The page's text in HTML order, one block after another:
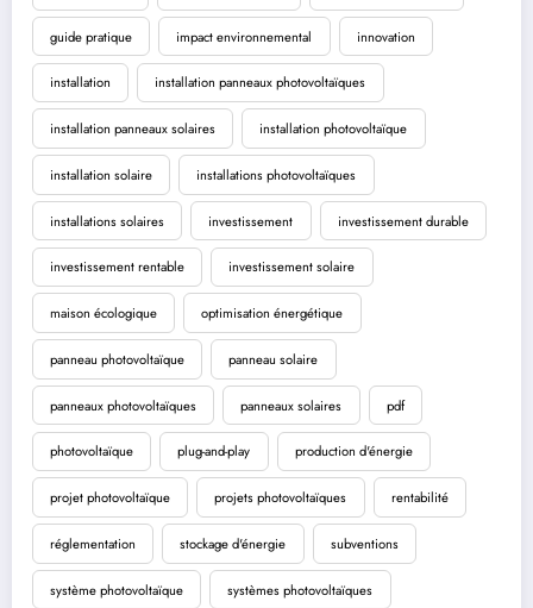
guide pratique impact environnemental innovation
installation installation panneaux photovoltaïques
installation panneaux solaires installation photovoltaïque
installation solaire installations photovoltaïques
installations solaires investissement investissement durable
investissement rentable investissement solaire
maison écologique optimisation énergétique
panneau photovoltaïque panneau solaire
panneaux photovoltaïques panneaux solaires pdf
photovoltaïque plug-and-play production d'énergie
projet photovoltaïque projets photovoltaïques rentabilité
réglementation stockage d'énergie subventions
système photovoltaïque systèmes photovoltaïques